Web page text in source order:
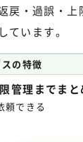
・過誤・
います。
の特徴
管理までまと
頼できる